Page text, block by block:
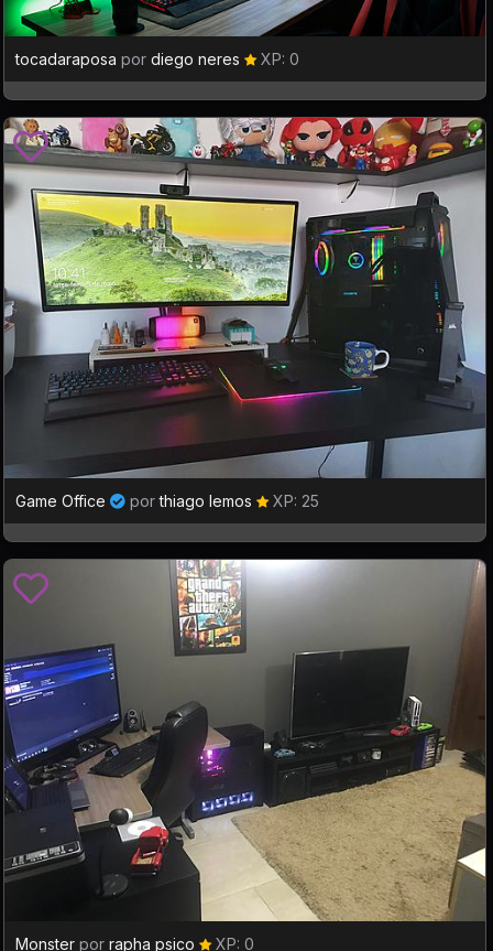
tocadaraposa por diego neres XP: 0
Game Office porthiago lemos XP: 25
Monster por rapha psico XP: 0